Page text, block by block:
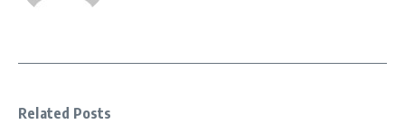
Related Posts